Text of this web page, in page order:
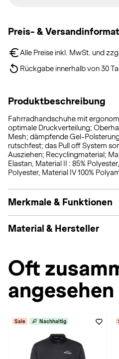
Preis- &
Alle Preise inkl. MwSt. und zzgl.
Rückgabe innerhalb von 30
Produktbeschreibung
Fahrradhandschuhe mit
optimale Druckverteilung;
Mesh; dämpfende Gel-
rutschfest; das Pull off System
Ausziehen; Recyclingmaterial;
Elastan, Material II : 85%
Polyester, Material IV 100%
Merkmale & Funktionen
Material & Hersteller
Oft
angesehen
Sale Nachhaltig